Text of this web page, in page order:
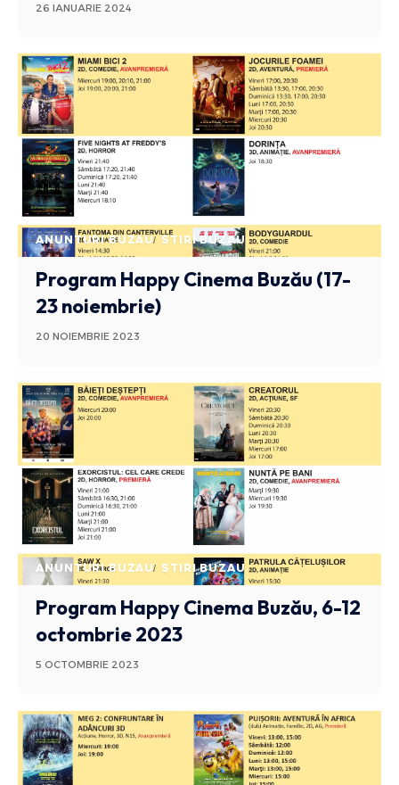
26 IANUARIE 2024
ANUNTURI BUZAU STIRI BUZAU
Program Happy Cinema Buzău (17-
23 noiembrie)
20 NOIEMBRIE 2023
ANUNTURI BUZAU STIRI BUZAU
Program Happy Cinema Buzău, 6-12
octombrie 2023
5 OCTOMBRIE 2023